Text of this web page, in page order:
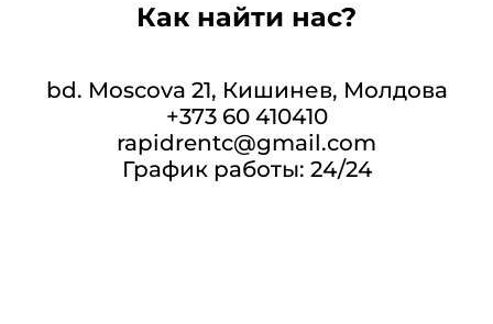
Как найти нас?
bd. Moscova 21, Кишинев, Молдова
+373 60 410410
rapidrentc@gmail.com
График работы: 24/24